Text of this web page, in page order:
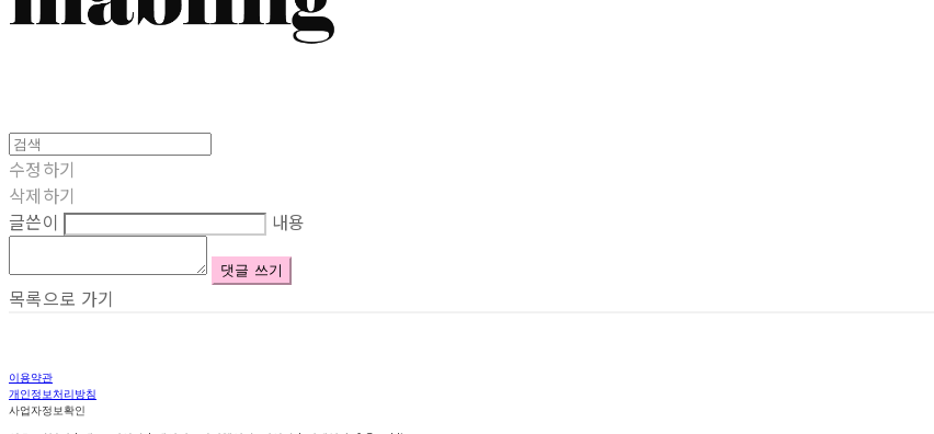
수정하기
삭제하기
글쓴이
내용
댓글 쓰기
목록으로 가기
이용약관
개인정보처리방침
사업자정보확인